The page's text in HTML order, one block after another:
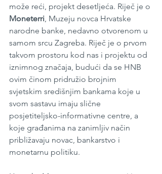
može reći, projekt desetljeća. Riječ je o
Moneterri, Muzeju novca Hrvatske
narodne banke, nedavno otvorenom u
samom srcu Zagreba. Riječ je o prvom
takvom prostoru kod nas i projektu od
iznimnog značaja, budući da se HNB
ovim činom pridružio brojnim
svjetskim središnjim bankama koje u
svom sastavu imaju slične
posjetiteljsko-informativne centre, a
koje građanima na zanimljiv način
približavaju novac, bankarstvo i
monetarnu politiku.